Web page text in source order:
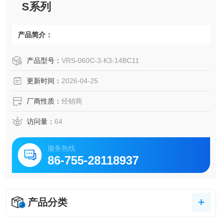
S系列
产品简介：
产品型号： VRS-060C-3-K3-14BC11
更新时间： 2026-04-25
厂商性质： 经销商
访问量： 64
服务热线
86-755-28118937
产品分类